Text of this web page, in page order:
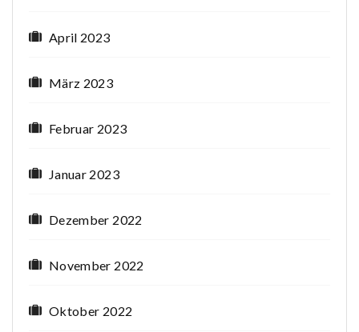
April 2023
März 2023
Februar 2023
Januar 2023
Dezember 2022
November 2022
Oktober 2022